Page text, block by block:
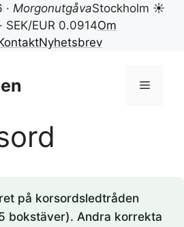
MorgonutgåvaStockholm ☀
SEK/EUR 0.0914Om
Nyhetsbrev
Meny
på korsordsledtråden
bokstäver). Andra korrekta